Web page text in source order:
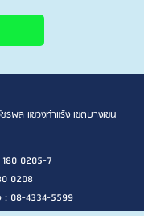
ล แขวงท่าแร้ง เขตบางเขน
0205-7
0208
: 08-4334-5599